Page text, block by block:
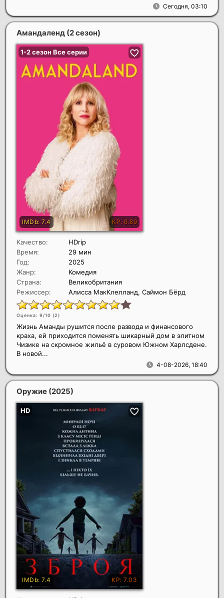
Сегодня, 03:10
Амандаленд (2 сезон)
Качество:
HDrip
Время:
29 мин
Год:
2025
Жанр:
Комедия
Страна:
Великобритания
Режиссер:
Алисса МакКлелланд, Саймон Бёрд
Оценка: 9/10 (2)
4-08-2026, 18:40
Жизнь Аманды рушится после развода и финансового
краха, ей приходится поменять шикарный дом в элитном
Чизике на скромное жильё в суровом Южном Харлсдене.
В новой...
Оружие (2025)